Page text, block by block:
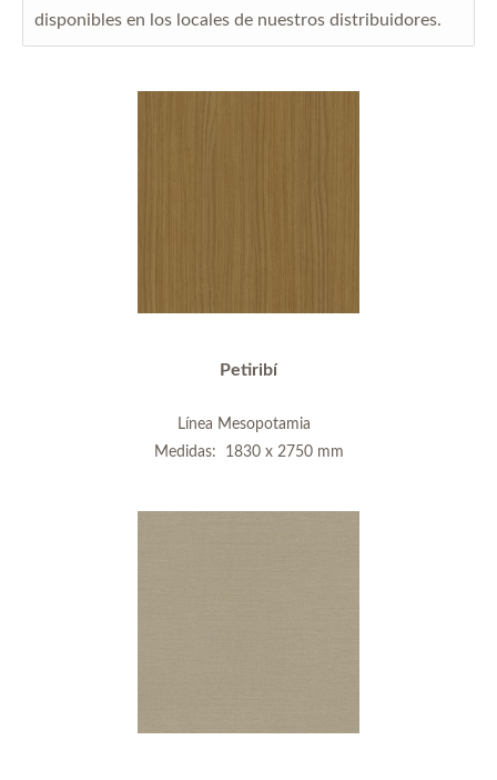
disponibles en los locales de nuestros distribuidores.
Petiribí
Línea Mesopotamia
Medidas: 1830 x 2750 mm